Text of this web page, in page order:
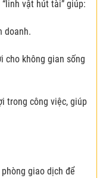
vật hút tài” giúp:
doanh.
cho không gian sống
trong công việc, giúp
giao dịch để